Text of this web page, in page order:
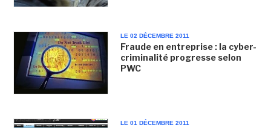
LE 02 DÉCEMBRE 2011
Fraude en entreprise : la cyber-
criminalité progresse selon
PWC
LE 01 DÉCEMBRE 2011